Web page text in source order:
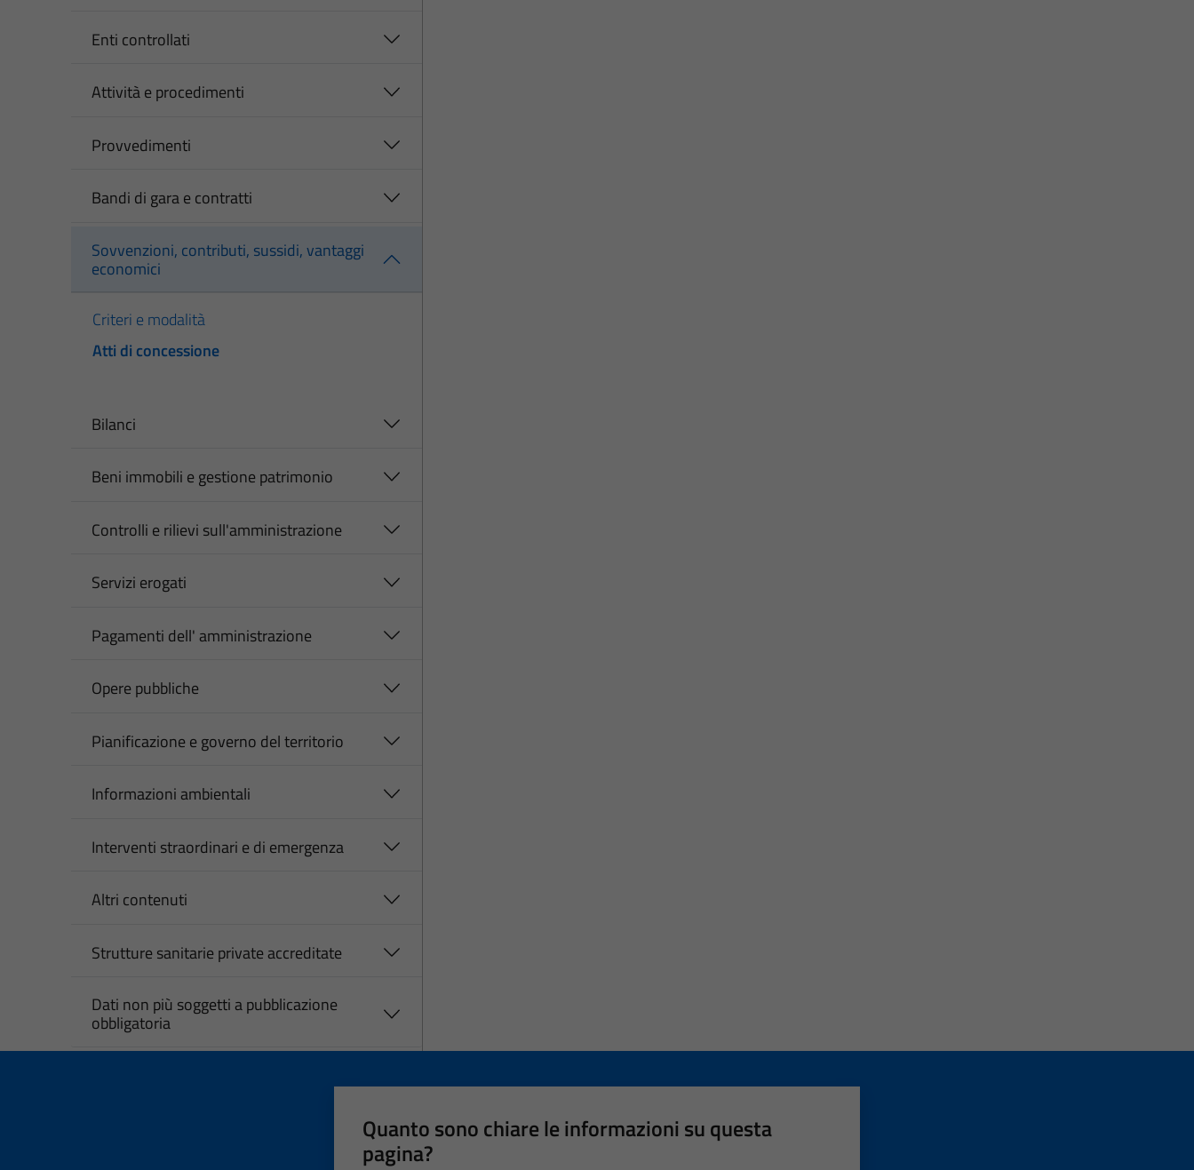
Enti controllati
Attività e procedimenti
Provvedimenti
Bandi di gara e contratti
Sovvenzioni, contributi, sussidi, vantaggi
economici
Criteri e modalità
Atti di concessione
Bilanci
Beni immobili e gestione patrimonio
Controlli e rilievi sull'amministrazione
Servizi erogati
Pagamenti dell' amministrazione
Opere pubbliche
Pianificazione e governo del territorio
Informazioni ambientali
Interventi straordinari e di emergenza
Altri contenuti
Strutture sanitarie private accreditate
Dati non più soggetti a pubblicazione
obbligatoria
Quanto sono chiare le informazioni su questa
pagina?